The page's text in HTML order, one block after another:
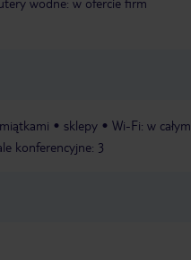
sklepy
Wi-Fi: w całym
konferencyjne: 3